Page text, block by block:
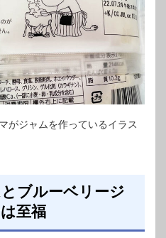
がジャムを作っているイラス
ブルーベリージ
至福